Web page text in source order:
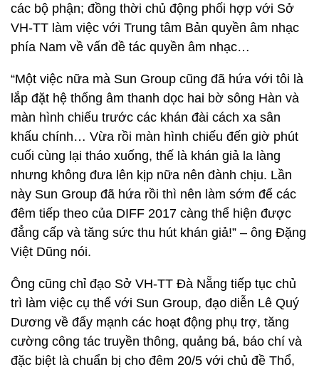
các bộ phận; đồng thời chủ động phối hợp với Sở
VH-TT làm việc với Trung tâm Bản quyền âm nhạc
phía Nam về vấn đề tác quyền âm nhạc…
“Một việc nữa mà Sun Group cũng đã hứa với tôi là
lắp đặt hệ thống âm thanh dọc hai bờ sông Hàn và
màn hình chiếu trước các khán đài cách xa sân
khấu chính… Vừa rồi màn hình chiếu đến giờ phút
cuối cùng lại tháo xuống, thế là khán giả la làng
nhưng không đưa lên kịp nữa nên đành chịu. Lần
này Sun Group đã hứa rồi thì nên làm sớm để các
đêm tiếp theo của DIFF 2017 càng thể hiện được
đẳng cấp và tăng sức thu hút khán giả!” – ông Đặng
Việt Dũng nói.
Ông cũng chỉ đạo Sở VH-TT Đà Nẵng tiếp tục chủ
trì làm việc cụ thể với Sun Group, đạo diễn Lê Quý
Dương về đẩy mạnh các hoạt động phụ trợ, tăng
cường công tác truyền thông, quảng bá, báo chí và
đặc biệt là chuẩn bị cho đêm 20/5 với chủ đề Thổ,